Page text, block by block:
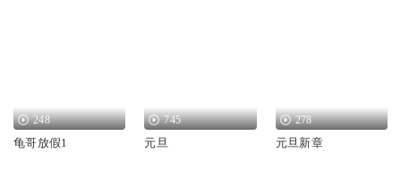
248
龟哥放假1
745
元旦
278
元旦新章